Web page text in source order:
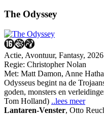
The Odyssey
Actie, Avontuur, Fantasy, 2026
Regie: Christopher Nolan
Met: Matt Damon, Anne
Odysseus begint na de
goden, monsters en
Tom Holland) ..lees meer
Lantaren-Venster, Otto